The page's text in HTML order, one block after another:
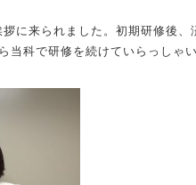
に来られました。初期研修後、
当科で研修を続けていらっしゃい